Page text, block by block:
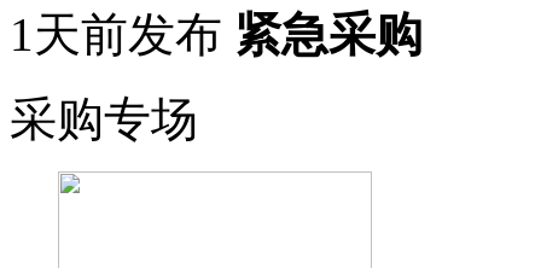
1天前发布 紧急采购
采购专场